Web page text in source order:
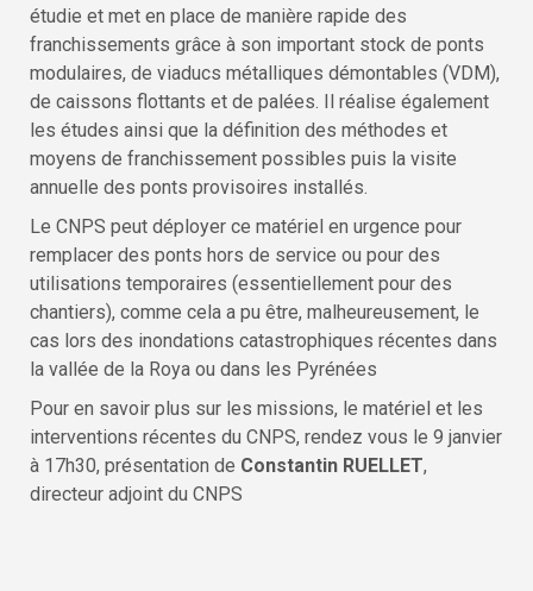
étudie et met en place de manière rapide des
franchissements grâce à son important stock de ponts
modulaires, de viaducs métalliques démontables (VDM),
de caissons flottants et de palées. Il réalise également
les études ainsi que la définition des méthodes et
moyens de franchissement possibles puis la visite
annuelle des ponts provisoires installés.
Le CNPS peut déployer ce matériel en urgence pour
remplacer des ponts hors de service ou pour des
utilisations temporaires (essentiellement pour des
chantiers), comme cela a pu être, malheureusement, le
cas lors des inondations catastrophiques récentes dans
la vallée de la Roya ou dans les Pyrénées
Pour en savoir plus sur les missions, le matériel et les
interventions récentes du CNPS, rendez vous le 9 janvier
à 17h30, présentation de Constantin RUELLET,
directeur adjoint du CNPS